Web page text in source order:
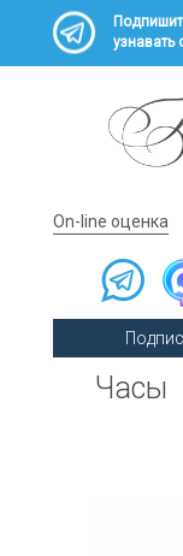
узнавать
On-line оценка
Часы